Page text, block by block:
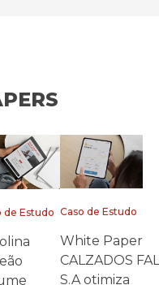
de Estudo Caso de Estudo
White Paper
CALZADOS FAL
S.A otimiza